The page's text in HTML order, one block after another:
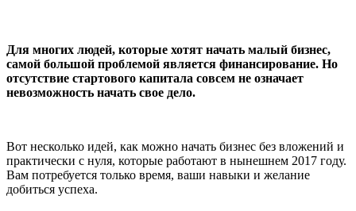
Для многих людей, которые хотят начать малый бизнес,
самой большой проблемой является финансирование. Но
отсутствие стартового капитала совсем не означает
невозможность начать свое дело.
Вот несколько идей, как можно начать бизнес без вложений и
практически с нуля, которые работают в нынешнем 2017 году.
Вам потребуется только время, ваши навыки и желание
добиться успеха.